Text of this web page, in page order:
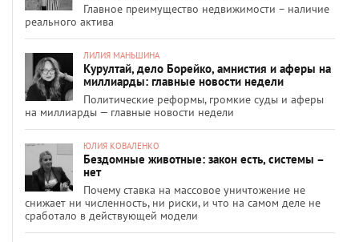
Главное преимущество недвижимости – наличие
реального актива
ЛИЛИЯ МАНЬШИНА
Курултай, дело Борейко, амнистия и аферы на
миллиарды: главные новости недели
Политические реформы, громкие суды и аферы
на миллиарды — главные новости недели
ЮЛИЯ КОВАЛЕНКО
Бездомные животные: закон есть, системы –
нет
Почему ставка на массовое уничтожение не
снижает ни численность, ни риски, и что на самом деле не
сработало в действующей модели